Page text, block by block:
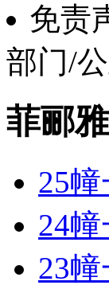
免责
部门/
菲郦
25
24
23